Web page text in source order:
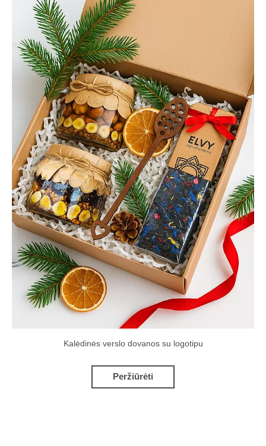
Kalėdinės verslo dovanos su logotipu
Peržiūrėti